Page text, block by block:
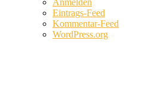
Anmelden
Eintrags-Feed
Kommentar-Feed
WordPress.org